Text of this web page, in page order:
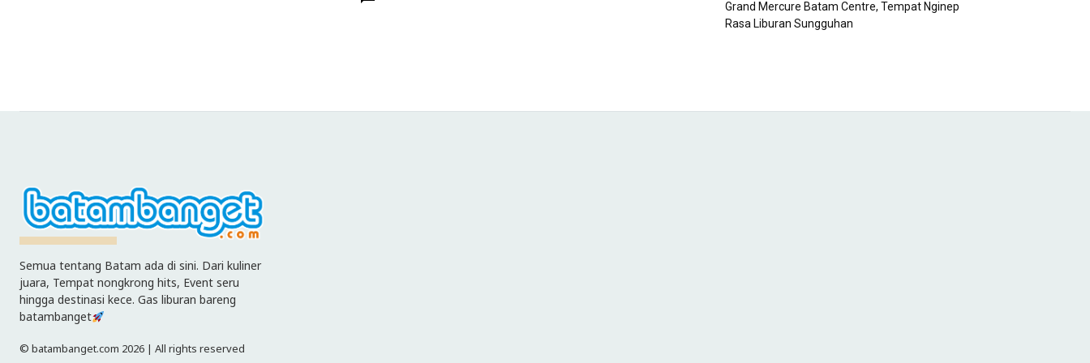
Grand Mercure Batam Centre, Tempat Nginep
Rasa Liburan Sungguhan
Semua tentang Batam ada di sini. Dari kuliner
juara, Tempat nongkrong hits, Event seru
hingga destinasi kece. Gas liburan bareng
batambanget
© batambanget.com 2026 | All rights reserved